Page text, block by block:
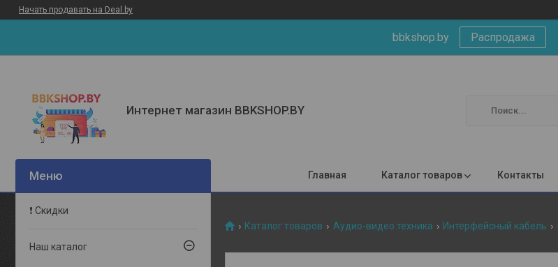
Начать продавать на Deal.by
bbkshop.by Распродажа
Интернет магазин BBKSHOP.BY
Главная Каталог товаров Контакты
Каталог товаров Аудио-видео техника Интерфейсный кабель
❗ Скидки
Наш каталог